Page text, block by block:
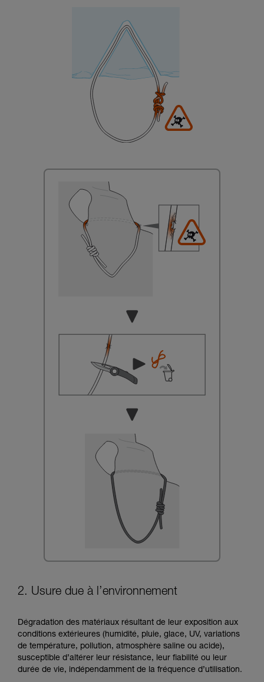
2. Usure due à l’environnement
Dégradation des matériaux résultant de leur exposition aux
conditions extérieures (humidité, pluie, glace, UV, variations
de température, pollution, atmosphère saline ou acide),
susceptible d’altérer leur résistance, leur fiabilité ou leur
durée de vie, indépendamment de la fréquence d’utilisation.